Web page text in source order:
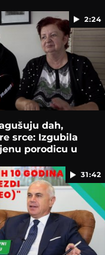
2:24
dah,
srce: Izgubila
porodicu u
31:42